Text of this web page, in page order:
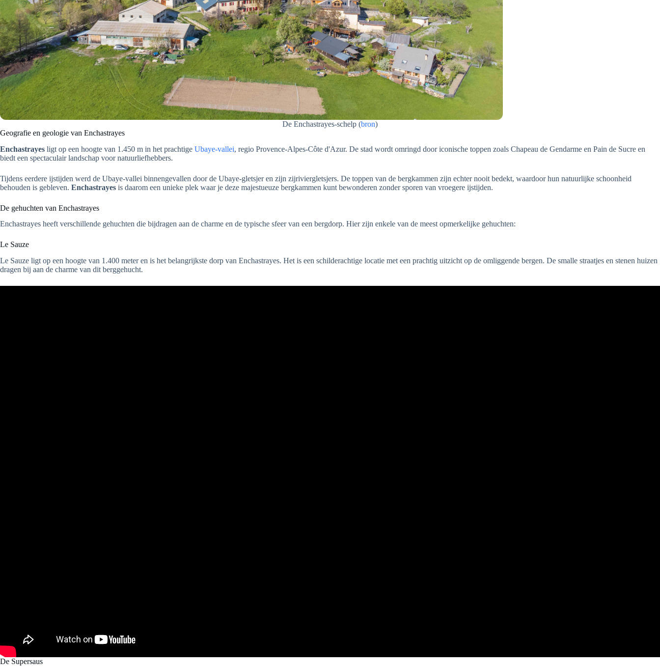
De Enchastrayes-schelp (bron)
Geografie en geologie van Enchastrayes
Enchastrayes ligt op een hoogte van 1.450 m in het prachtige Ubaye-vallei, regio Provence-Alpes-Côte d'Azur. De stad wordt omringd door iconische toppen zoals Chapeau de Gendarme en Pain de Sucre en
biedt een spectaculair landschap voor natuurliefhebbers.
Tijdens eerdere ijstijden werd de Ubaye-vallei binnengevallen door de Ubaye-gletsjer en zijn zijriviergletsjers. De toppen van de bergkammen zijn echter nooit bedekt, waardoor hun natuurlijke schoonheid
behouden is gebleven. Enchastrayes is daarom een unieke plek waar je deze majestueuze bergkammen kunt bewonderen zonder sporen van vroegere ijstijden.
De gehuchten van Enchastrayes
Enchastrayes heeft verschillende gehuchten die bijdragen aan de charme en de typische sfeer van een bergdorp. Hier zijn enkele van de meest opmerkelijke gehuchten:
Le Sauze
Le Sauze ligt op een hoogte van 1.400 meter en is het belangrijkste dorp van Enchastrayes. Het is een schilderachtige locatie met een prachtig uitzicht op de omliggende bergen. De smalle straatjes en stenen huizen
dragen bij aan de charme van dit berggehucht.
De Supersaus